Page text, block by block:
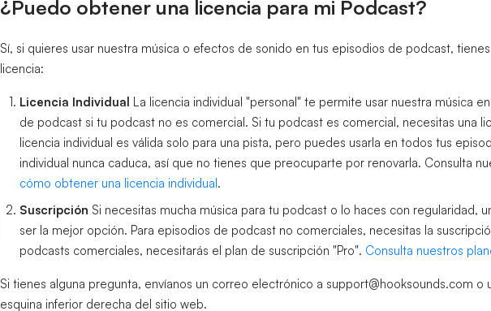
¿Puedo obtener una licencia para mi Podcast?
Sí, si quieres usar nuestra música o efectos de sonido en tus episodios de podcast,
licencia:
Licencia Individual La licencia individual "personal" te permite usar nuestra música
de podcast si tu podcast no es comercial. Si tu podcast es comercial, necesitas una
licencia individual es válida solo para una pista, pero puedes usarla en todos tus
individual nunca caduca, así que no tienes que preocuparte por renovarla. Consulta
cómo obtener una licencia individual.
Suscripción Si necesitas mucha música para tu podcast o lo haces con regularidad,
ser la mejor opción. Para episodios de podcast no comerciales, necesitas la
podcasts comerciales, necesitarás el plan de suscripción "Pro". Consulta nuestros
Si tienes alguna pregunta, envíanos un correo electrónico a support@hooksounds.com o
esquina inferior derecha del sitio web.